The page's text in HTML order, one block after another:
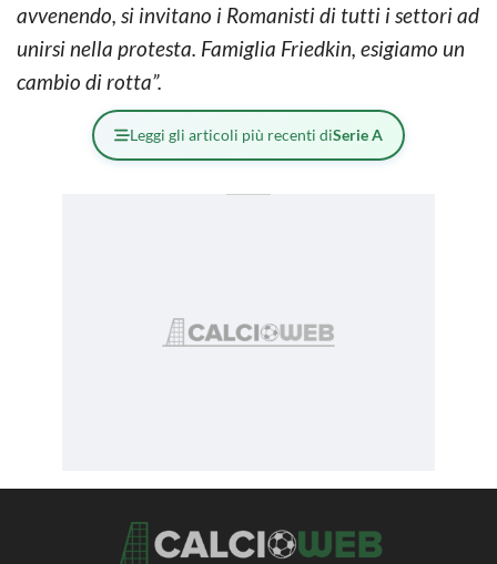
avvenendo, si invitano i Romanisti di tutti i settori ad
unirsi nella protesta. Famiglia Friedkin, esigiamo un
cambio di rotta”.
Leggi gli articoli più recenti diSerie A